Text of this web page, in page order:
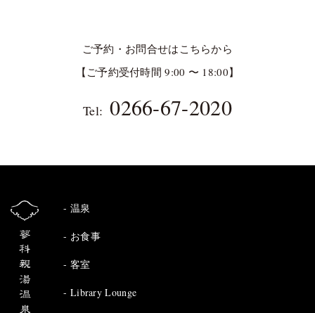
ご予約・お問合せはこちらから
【ご予約受付時間 9:00 〜 18:00】
Tel: 0266-67-2020
温泉
お食事
客室
Library Lounge